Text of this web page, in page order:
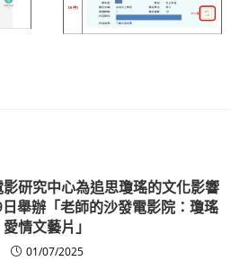
研究中心為追思瓊瑤的文化影響
舉辦「老師的沙發電影院：瓊瑤
愛情文藝片」
01/07/2025